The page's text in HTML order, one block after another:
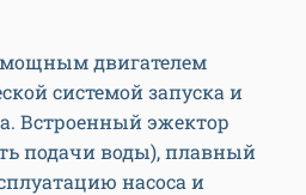
двигателем
системой запуска и
Встроенный эжектор
подачи воды), плавный
насоса и